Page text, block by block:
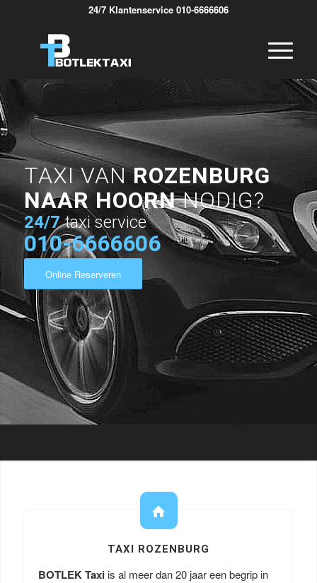
24/7 Klantenservice 010-6666606
TAXI VANROZENBURG
NAAR HOORNNODIG?
24/7 taxi service
010-6666606
Online Reserveren
TAXI ROZENBURG
BOTLEK Taxi is al meer dan 20 jaar een begrip in